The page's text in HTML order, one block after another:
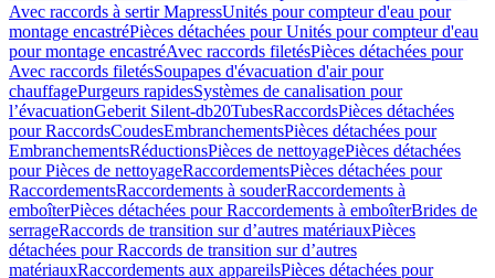
Avec raccords à sertir MapressUnités pour compteur d'eau pour
montage encastréPièces détachées pour Unités pour compteur d'eau
pour montage encastréAvec raccords filetésPièces détachées pour
Avec raccords filetésSoupapes d'évacuation d'air pour
chauffagePurgeurs rapidesSystèmes de canalisation pour
l’évacuationGeberit Silent-db20TubesRaccordsPièces détachées
pour RaccordsCoudesEmbranchementsPièces détachées pour
EmbranchementsRéductionsPièces de nettoyagePièces détachées
pour Pièces de nettoyageRaccordementsPièces détachées pour
RaccordementsRaccordements à souderRaccordements à
emboîterPièces détachées pour Raccordements à emboîterBrides de
serrageRaccords de transition sur d’autres matériauxPièces
détachées pour Raccords de transition sur d’autres
matériauxRaccordements aux appareilsPièces détachées pour